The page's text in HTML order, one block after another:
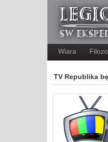
Wiara
TV Republika